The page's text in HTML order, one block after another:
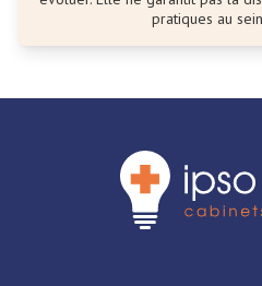
pratiques au